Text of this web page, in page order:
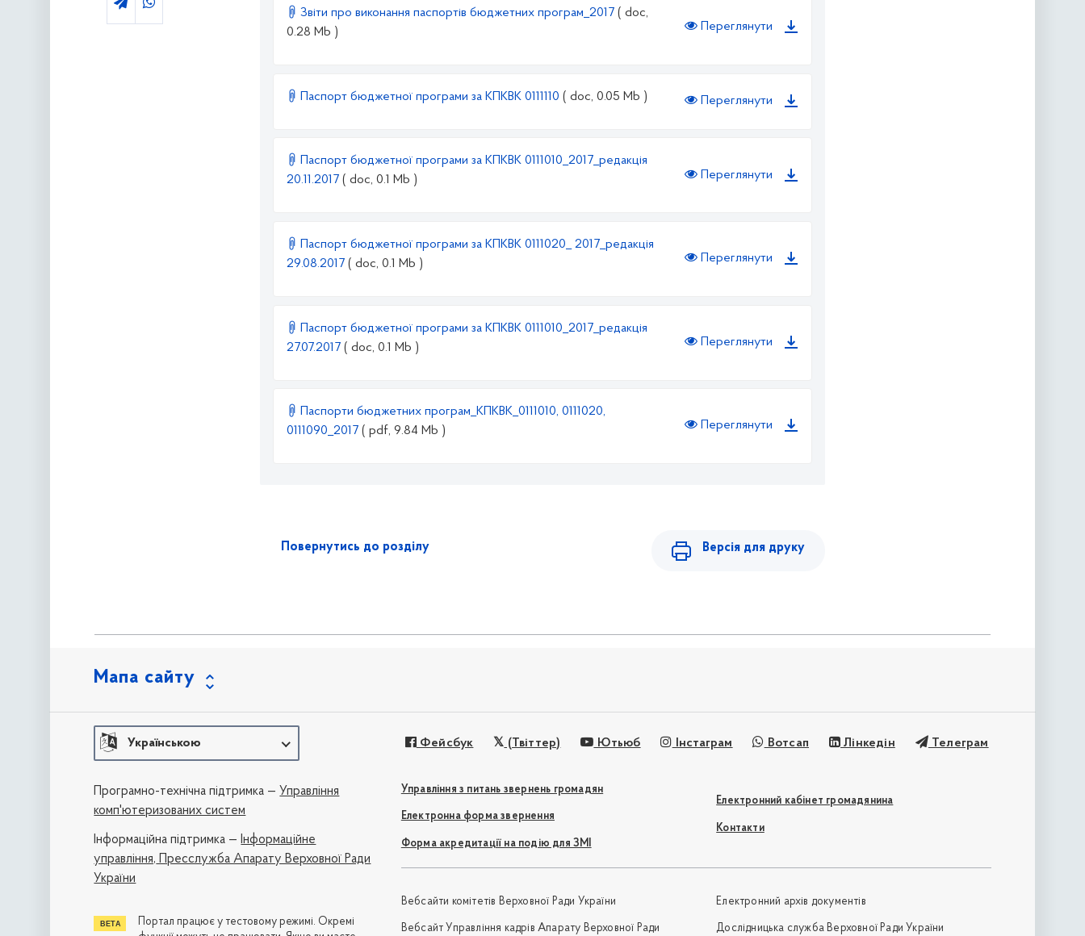
Звіти про виконання паспортів бюджетних програм_2017 ( doc,
0.28 Mb )
Переглянути
Паспорт бюджетної програми за КПКВК 0111110 ( doc, 0.05 Mb ) Переглянути
Паспорт бюджетної програми за КПКВК 0111010_2017_редакція
20.11.2017 ( doc, 0.1 Mb ) Переглянути
Паспорт бюджетної програми за КПКВК 0111020_ 2017_редакція
29.08.2017 ( doc, 0.1 Mb ) Переглянути
Паспорт бюджетної програми за КПКВК 0111010_2017_редакція
27.07.2017 ( doc, 0.1 Mb ) Переглянути
Паспорти бюджетних програм_КПКВК_0111010, 0111020,
0111090_2017 ( pdf, 9.84 Mb ) Переглянути
Повернутись до розділу Версія для друку
Мапа сайту
Українською Фейсбук (Твіттер) Ютьюб Інстаграм Вотсап Лінкедін Телеграм
Управління з питань звернень громадян
Електронна форма звернення
Форма акредитації на подію для ЗМІ
Електронний кабінет громадянина
Контакти
Вебсайти комітетів Верховної Ради України
Вебсайт Управління кадрів Апарату Верховної Ради
Електронний архів документів
Дослідницька служба Верховної Ради України
Програмно-технічна підтримка — Управління
комп'ютеризованих систем
Iнформаційна підтримка — Інформаційне
управління, Пресслужба Апарату Верховної Ради
України
Портал працює у тестовому режимі. Окремі